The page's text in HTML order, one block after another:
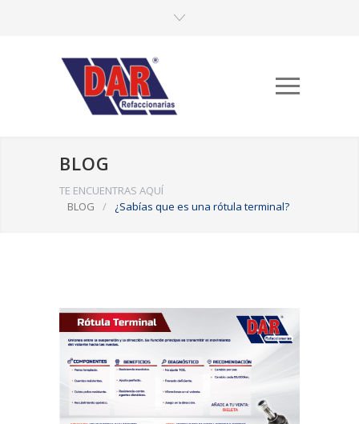
BLOG
TE ENCUENTRAS AQUÍ
BLOG
/ ¿Sabías que es una rótula terminal?